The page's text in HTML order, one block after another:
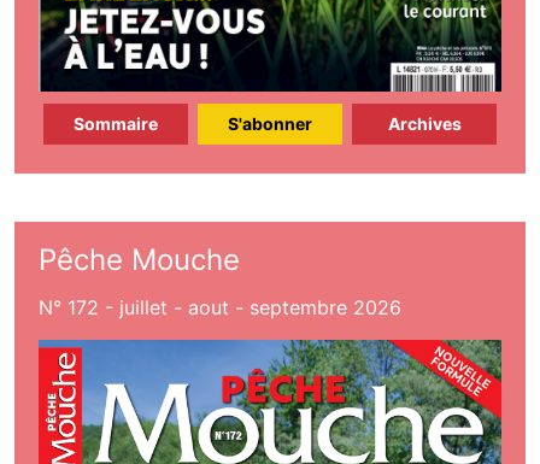
Sommaire S'abonner Archives
Pêche Mouche
N° 172 - juillet - aout - septembre 2026